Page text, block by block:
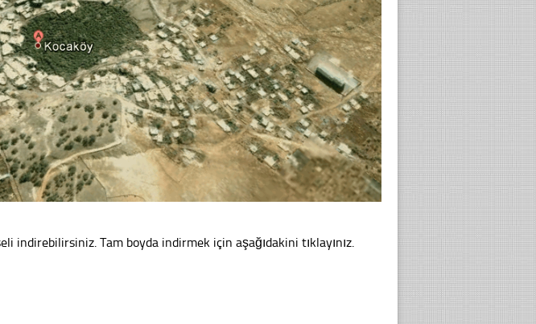
indirebilirsiniz. Tam boyda indirmek için aşağıdakini tıklayınız.